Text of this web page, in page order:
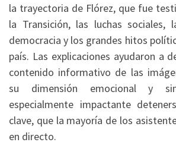
la trayectoria de Flórez, que fue
la Transición, las luchas sociales,
democracia y los grandes hitos
país. Las explicaciones ayudaron a
contenido informativo de las
su dimensión emocional y
especialmente impactante
clave, que la mayoría de los
en directo.